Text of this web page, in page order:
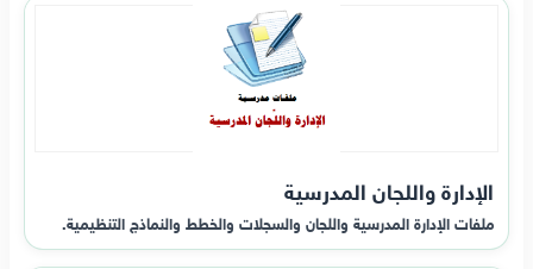
الإدارة واللجان المدرسية
ملفات الإدارة المدرسية واللجان والسجلات والخطط والنماذج التنظيمية.